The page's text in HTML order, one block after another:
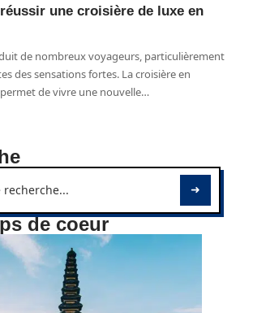
une croisière de luxe en
de nombreux voyageurs, particulièrement
des sensations fortes. La croisière en
de vivre une nouvelle…
de coeur